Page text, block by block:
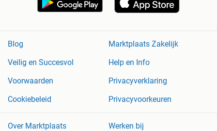
Blog
Marktplaats Zakelijk
Veilig en Succesvol
Help en Info
Voorwaarden
Privacyverklaring
Cookiebeleid
Privacyvoorkeuren
Over Marktplaats Werken bij